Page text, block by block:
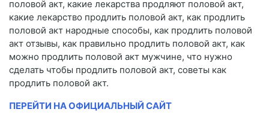
половой акт, какие лекарства продляют половой акт,
какие лекарство продлить половой акт, как продлить
половой акт народные способы, как продлить половой
акт отзывы, как правильно продлить половой акт, как
можно продлить половой акт мужчине, что нужно
сделать чтобы продлить половой акт, советы как
продлить половой акт.
ПЕРЕЙТИ НА ОФИЦИАЛЬНЫЙ САЙТ